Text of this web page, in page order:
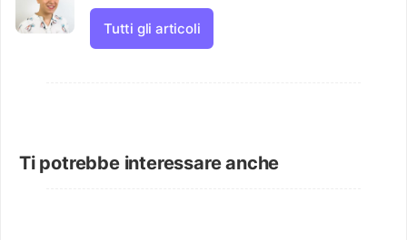
Tutti gli articoli
Ti potrebbe interessare anche